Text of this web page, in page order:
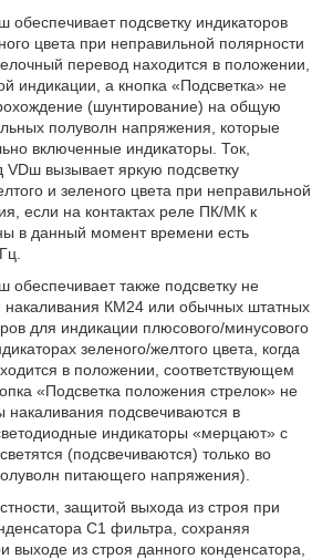
подсветку индикаторов
цвета при неправильной полярности
перевод находится в положении,
индикации, а кнопка «Подсветка» не
(шунтирование) на общую
полуволн напряжения, которые
включенные индикаторы. Ток,
вызывает яркую подсветку
и зеленого цвета при неправильной
если на контактах реле ПК/МК к
в данный момент времени есть
также подсветку не
КМ24 или обычных штатных
для индикации плюсового/минусового
зеленого/желтого цвета, когда
в положении, соответствующем
«Подсветка положения стрелок» не
подсвечиваются в
индикаторы «мерцают» с
(подсвечиваются) только во
питающего напряжения).
защитой выхода из строя при
С1 фильтра, сохраняя
выходе из строя данного конденсатора,